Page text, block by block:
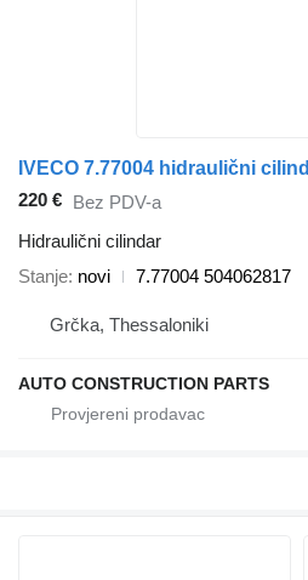
220 € Bez PDV-a
Hidraulični cilindar
Stanje novi 7.77004 504062817
Grčka, Thessaloniki
AUTO CONSTRUCTION PARTS